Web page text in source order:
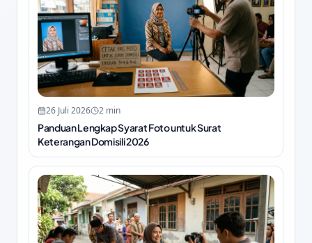
26 Juli 2026 2 min
Panduan Lengkap Syarat Foto untuk Surat
Keterangan Domisili 2026